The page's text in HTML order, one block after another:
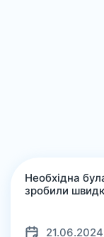
Необхідна
зробили
21.06.2024